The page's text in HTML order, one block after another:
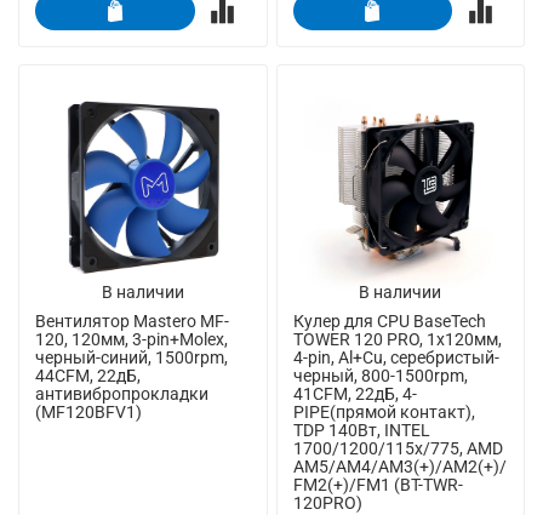
В наличии
Вентилятор Mastero MF-
120, 120мм, 3-pin+Molex,
черный-синий, 1500rpm,
44CFM, 22дБ,
антивибропрокладки
(MF120BFV1)
В наличии
Кулер для CPU BaseTech
TOWER 120 PRO, 1х120мм,
4-pin, Al+Cu, серебристый-
черный, 800-1500rpm,
41CFM, 22дБ, 4-
PIPE(прямой контакт),
TDP 140Вт, INTEL
1700/1200/115x/775, AMD
AM5/AM4/AM3(+)/AM2(+)/
FM2(+)/FM1 (BT-TWR-
120PRO)